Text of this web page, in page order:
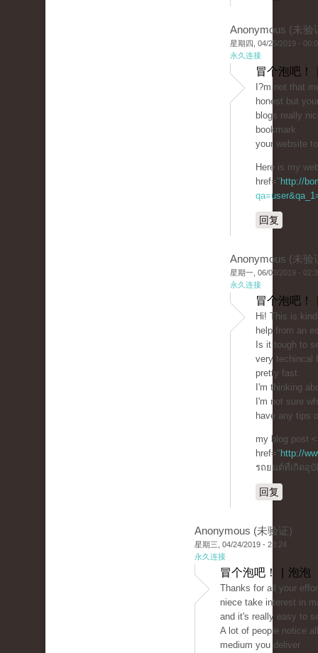
Anonymous (未验
星期四, 04/25/2019 -
永久连接
冒个泡吧！
I?m not that
honest but
blogs really
bookmark
your website
Here is my
href=" http://
回复
Anonymous (未验
星期一, 06/03/2019 -
永久连接
冒个泡吧！
Hi! This is
help from an
Is it tough to
very techincal
pretty fast.
I'm thinking
I'm not sure
have any tips
my blog post
href=" http://
รถยนต์ที่เกิดอุบั
回复
Anonymous (未验证)
星期三, 04/24/2019 - 23:24
永久连接
冒个泡吧！ | 泡泡
Thanks for all your
niece take interest in
and it's really easy to
A lot of people notice
medium you deliver